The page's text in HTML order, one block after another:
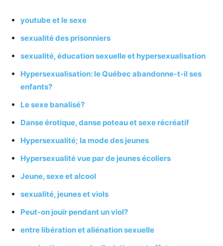
youtube et le sexe
sexualité des prisonniers
sexualité, éducation sexuelle et hypersexualisation
Hypersexualisation: le Québec abandonne-t-il ses
enfants?
Le sexe banalisé?
Danse érotique, danse poteau et sexe récréatif
Hypersexualité; la mode des jeunes
Hypersexualité vue par de jeunes écoliers
Jeune, sexe et alcool
sexualité, jeunes et viols
Peut-on jouïr pendant un viol?
entre libération et aliénation sexuelle